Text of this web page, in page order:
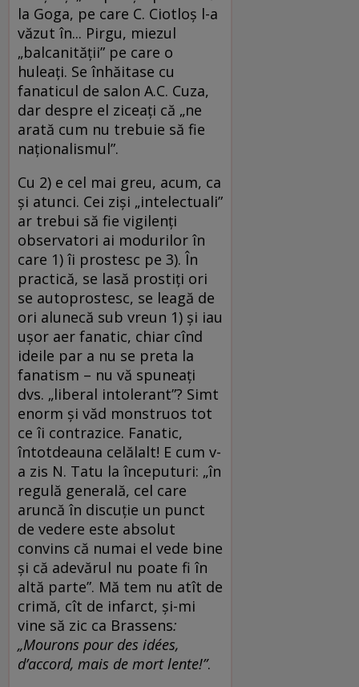
la Goga, pe care C. Ciotloș l-a
văzut în... Pirgu, miezul
„balcanității” pe care o
huleați. Se înhăitase cu
fanaticul de salon A.C. Cuza,
dar despre el ziceați că „ne
arată cum nu trebuie să fie
naționalismul”.
Cu 2) e cel mai greu, acum, ca
și atunci. Cei ziși „intelectuali”
ar trebui să fie vigilenți
observatori ai modurilor în
care 1) îi prostesc pe 3). În
practică, se lasă prostiți ori
se autoprostesc, se leagă de
ori alunecă sub vreun 1) și iau
ușor aer fanatic, chiar cînd
ideile par a nu se preta la
fanatism – nu vă spuneați
dvs. „liberal intolerant”? Simt
enorm și văd monstruos tot
ce îi contrazice. Fanatic,
întotdeauna celălalt! E cum v-
a zis N. Tatu la începuturi: „în
regulă generală, cel care
aruncă în discuție un punct
de vedere este absolut
convins că numai el vede bine
și că adevărul nu poate fi în
altă parte”. Mă tem nu atît de
crimă, cît de infarct, și-mi
vine să zic ca Brassens:
„Mourons pour des idées,
d’accord, mais de mort lente!”.